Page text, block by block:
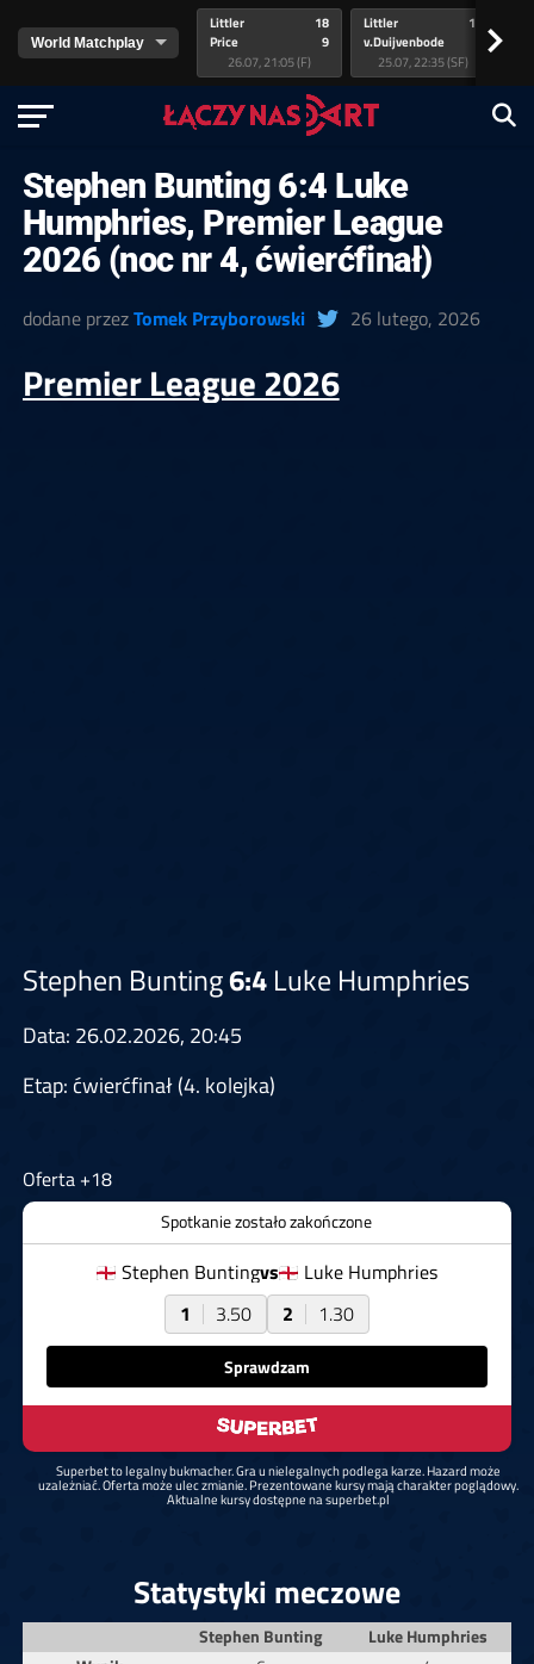
Littler
Price
18
9
26.07, 21:05 (F)
Littler
v.Duijvenbode
17
25.07, 22:35 (SF)
>
Stephen Bunting 6:4 Luke
Humphries, Premier League
2026 (noc nr 4, ćwierćfinał)
dodane przezTomek Przyborowski 26 lutego, 2026
Premier League 2026
Stephen Bunting6:4Luke Humphries
Data: 26.02.2026, 20:45
Etap: ćwierćfinał (4. kolejka)
Oferta +18
Spotkanie zostało zakończone
Stephen Buntingvs
Luke Humphries
1
3.50 2 1.30
Sprawdzam
Superbet to legalny bukmacher. Gra u nielegalnych podlega karze. Hazard może
uzależniać. Oferta może ulec zmianie. Prezentowane kursy mają charakter poglądowy.
Aktualne kursy dostępne na superbet.pl
Statystyki meczowe
Stephen Bunting
Luke Humphries